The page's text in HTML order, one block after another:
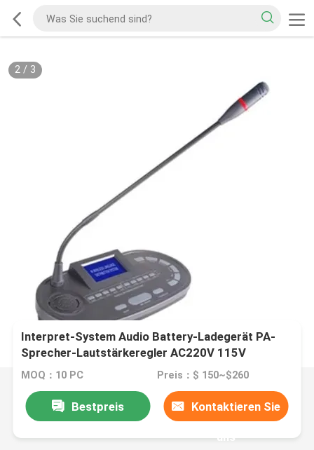
2/ 3
Interpret-System Audio Battery-Ladegerät PA-
Sprecher-Lautstärkeregler AC220V 115V
simultaner
MOQ：10 PC Preis：$ 150~$260
Bestpreis Kontaktieren Sie
uns